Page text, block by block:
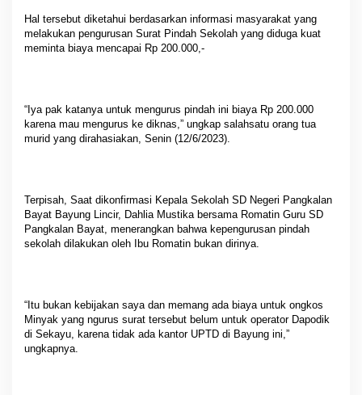
Hal tersebut diketahui berdasarkan informasi masyarakat yang
melakukan pengurusan Surat Pindah Sekolah yang diduga kuat
meminta biaya mencapai Rp 200.000,-
“Iya pak katanya untuk mengurus pindah ini biaya Rp 200.000
karena mau mengurus ke diknas,” ungkap salahsatu orang tua
murid yang dirahasiakan, Senin (12/6/2023).
Terpisah, Saat dikonfirmasi Kepala Sekolah SD Negeri Pangkalan
Bayat Bayung Lincir, Dahlia Mustika bersama Romatin Guru SD
Pangkalan Bayat, menerangkan bahwa kepengurusan pindah
sekolah dilakukan oleh Ibu Romatin bukan dirinya.
“Itu bukan kebijakan saya dan memang ada biaya untuk ongkos
Minyak yang ngurus surat tersebut belum untuk operator Dapodik
di Sekayu, karena tidak ada kantor UPTD di Bayung ini,”
ungkapnya.